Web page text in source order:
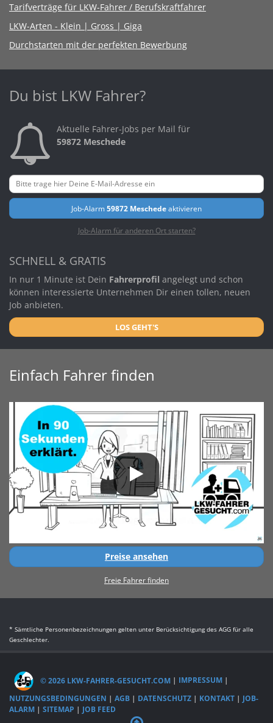
Tarifverträge für LKW-Fahrer / Berufskraftfahrer
LKW-Arten - Klein | Gross | Giga
Durchstarten mit der perfekten Bewerbung
Du bist LKW Fahrer?
Aktuelle Fahrer-Jobs per Mail für
59872 Meschede
Job-Alarm59872 Meschedeaktivieren
Job-Alarm für anderen Ort starten?
SCHNELL & GRATIS
In nur 1 Minute ist Dein Fahrerprofil angelegt und schon
können interessierte Unternehmen Dir einen tollen, neuen
Job anbieten.
LOS GEHT'S
Einfach Fahrer finden
Preise ansehen
Freie Fahrer finden
* Sämtliche Personenbezeichnungen gelten unter Berücksichtigung des AGG für alle
Geschlechter.
© 2026 LKW-FAHRER-GESUCHT.COM | IMPRESSUM |
NUTZUNGSBEDINGUNGEN | AGB | DATENSCHUTZ | KONTAKT | JOB-
ALARM | SITEMAP | JOB FEED